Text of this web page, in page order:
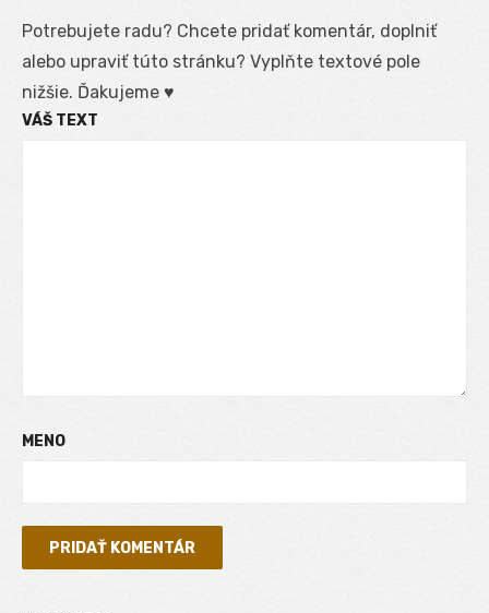
Potrebujete radu? Chcete pridať komentár, doplniť
alebo upraviť túto stránku? Vyplňte textové pole
nižšie. Ďakujeme ♥
VÁŠ TEXT
MENO